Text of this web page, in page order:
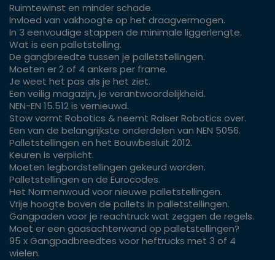
Ruimtewinst en minder schade.
Invloed van vakhoogte op het draagvermogen.
In 3 eenvoudige stappen de minimale liggerlengte.
Wat is een palletstelling.
De gangbreedte tussen je palletstellingen.
Moeten er 2 of 4 ankers per frame.
Je weet het pas als je het ziet.
Een veilig magazijn, je verantwoordelijkheid.
NEN-EN 15.512 is vernieuwd.
Stow vormt Robotics & neemt Raiser Robotics over.
Een van de belangrijkste onderdelen van NEN 5056.
Palletstellingen en het Bouwbesluit 2012.
Keuren is verplicht.
Moeten legbordstellingen gekeurd worden.
Palletstellingen en de Eurocodes.
Het Normenwoud voor nieuwe palletstellingen.
Vrije hoogte boven de pallets in palletstellingen.
Gangpaden voor je reachtruck wat zeggen de regels.
Moet er een gaasachterwand op palletstellingen?
95 x Gangpadbreedtes voor heftrucks met 3 of 4
wielen.